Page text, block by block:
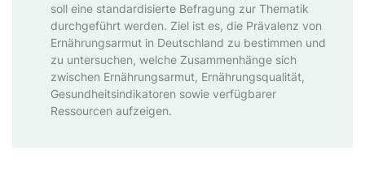
soll eine standardisierte Befragung zur Thematik
durchgeführt werden. Ziel ist es, die Prävalenz von
Ernährungsarmut in Deutschland zu bestimmen und
zu untersuchen, welche Zusammenhänge sich
zwischen Ernährungsarmut, Ernährungsqualität,
Gesundheitsindikatoren sowie verfügbarer
Ressourcen aufzeigen.